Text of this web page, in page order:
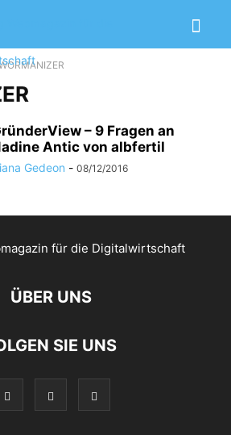
– 9 Fragen an
Antic von albfertil
Gedeon - 08/12/2016
ÜBER UNS
SIE UNS